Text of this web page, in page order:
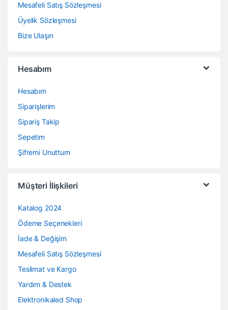
Mesafeli Satış Sözleşmesi
Üyelik Sözleşmesi
Bize Ulaşın
Hesabım
Hesabım
Siparişlerim
Sipariş Takip
Sepetim
Şifremi Unuttum
Müşteri İlişkileri
Katalog 2024
Ödeme Seçenekleri
İade & Değişim
Mesafeli Satış Sözleşmesi
Teslimat ve Kargo
Yardım & Destek
Elektronikaled Shop